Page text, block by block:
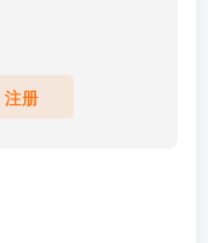
注册